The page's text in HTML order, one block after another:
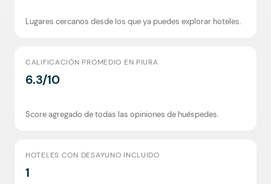
Lugares cercanos desde los que ya puedes explorar hoteles.
CALIFICACIÓN PROMEDIO EN PIURA
6.3/10
Score agregado de todas las opiniones de huéspedes.
HOTELES CON DESAYUNO INCLUIDO
1